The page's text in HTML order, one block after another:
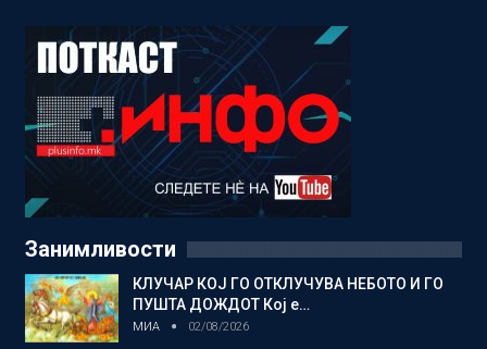
Занимливости
КЛУЧАР КОЈ ГО ОТКЛУЧУВА НЕБОТО И ГО
ПУШТА ДОЖДОТ Кој е…
МИА 02/08/2026